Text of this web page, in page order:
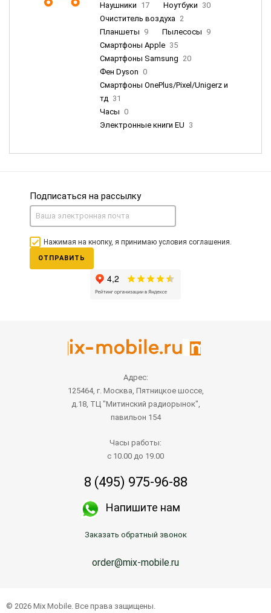
Наушники 17 Ноутбуки 30
Очиститель воздуха 2
Планшеты 9 Пылесосы 9
Смартфоны Apple 35
Смартфоны Samsung 20
Фен Dyson 0
Смартфоны OnePlus/Pixel/Unigerz и
тд 31
Часы 0
Электронные книги EU 3
Подписаться на рассылку
Нажимая на кнопку, я принимаю условия соглашения.
ОТПРАВИТЬ
Адрес:
125464, г. Москва, Пятницкое шоссе,
д.18, ТЦ "Митинский радиорынок",
павильон 154
Часы работы:
с 10.00 до 19.00
8 (495) 975-96-88
Напишите нам
Заказать обратный звонок
order@mix-mobile.ru
© 2026 Mix Mobile. Все права защищены.